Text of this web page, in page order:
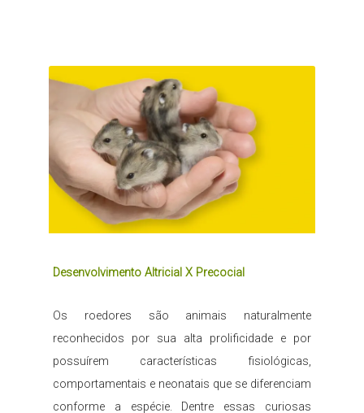
Desenvolvimento Altricial X Precocial
Os roedores são animais naturalmente
reconhecidos por sua alta prolificidade e por
possuírem características fisiológicas,
comportamentais e neonatais que se diferenciam
conforme a espécie. Dentre essas curiosas